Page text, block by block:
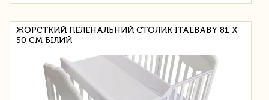
ЖОРСТКИЙ ПЕЛЕНАЛЬНИЙ СТОЛИК ITALBABY 81 Х
50 СМ БІЛИЙ